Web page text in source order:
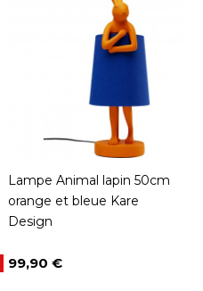
Lampe Animal lapin 50cm
orange et bleue Kare
Design
Prix
99,90 €